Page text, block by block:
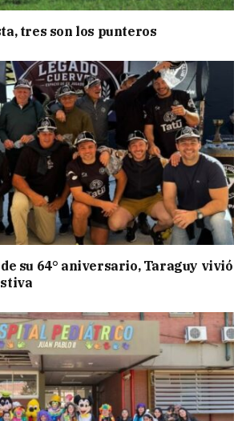
tres son los punteros
su 64° aniversario, Taraguy vivió